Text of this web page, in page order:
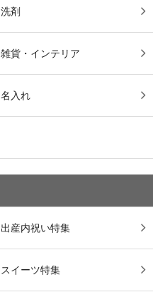
洗剤
雑貨・インテリア
名入れ
出産内祝い特集
スイーツ特集